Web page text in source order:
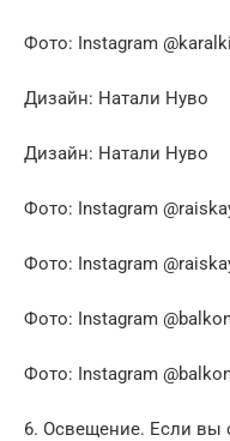
Фото: Instagram
Дизайн: Натали Нуво
Дизайн: Натали Нуво
Фото: Instagram
Фото: Instagram
Фото: Instagram
Фото: Instagram
6. Освещение. Если вы